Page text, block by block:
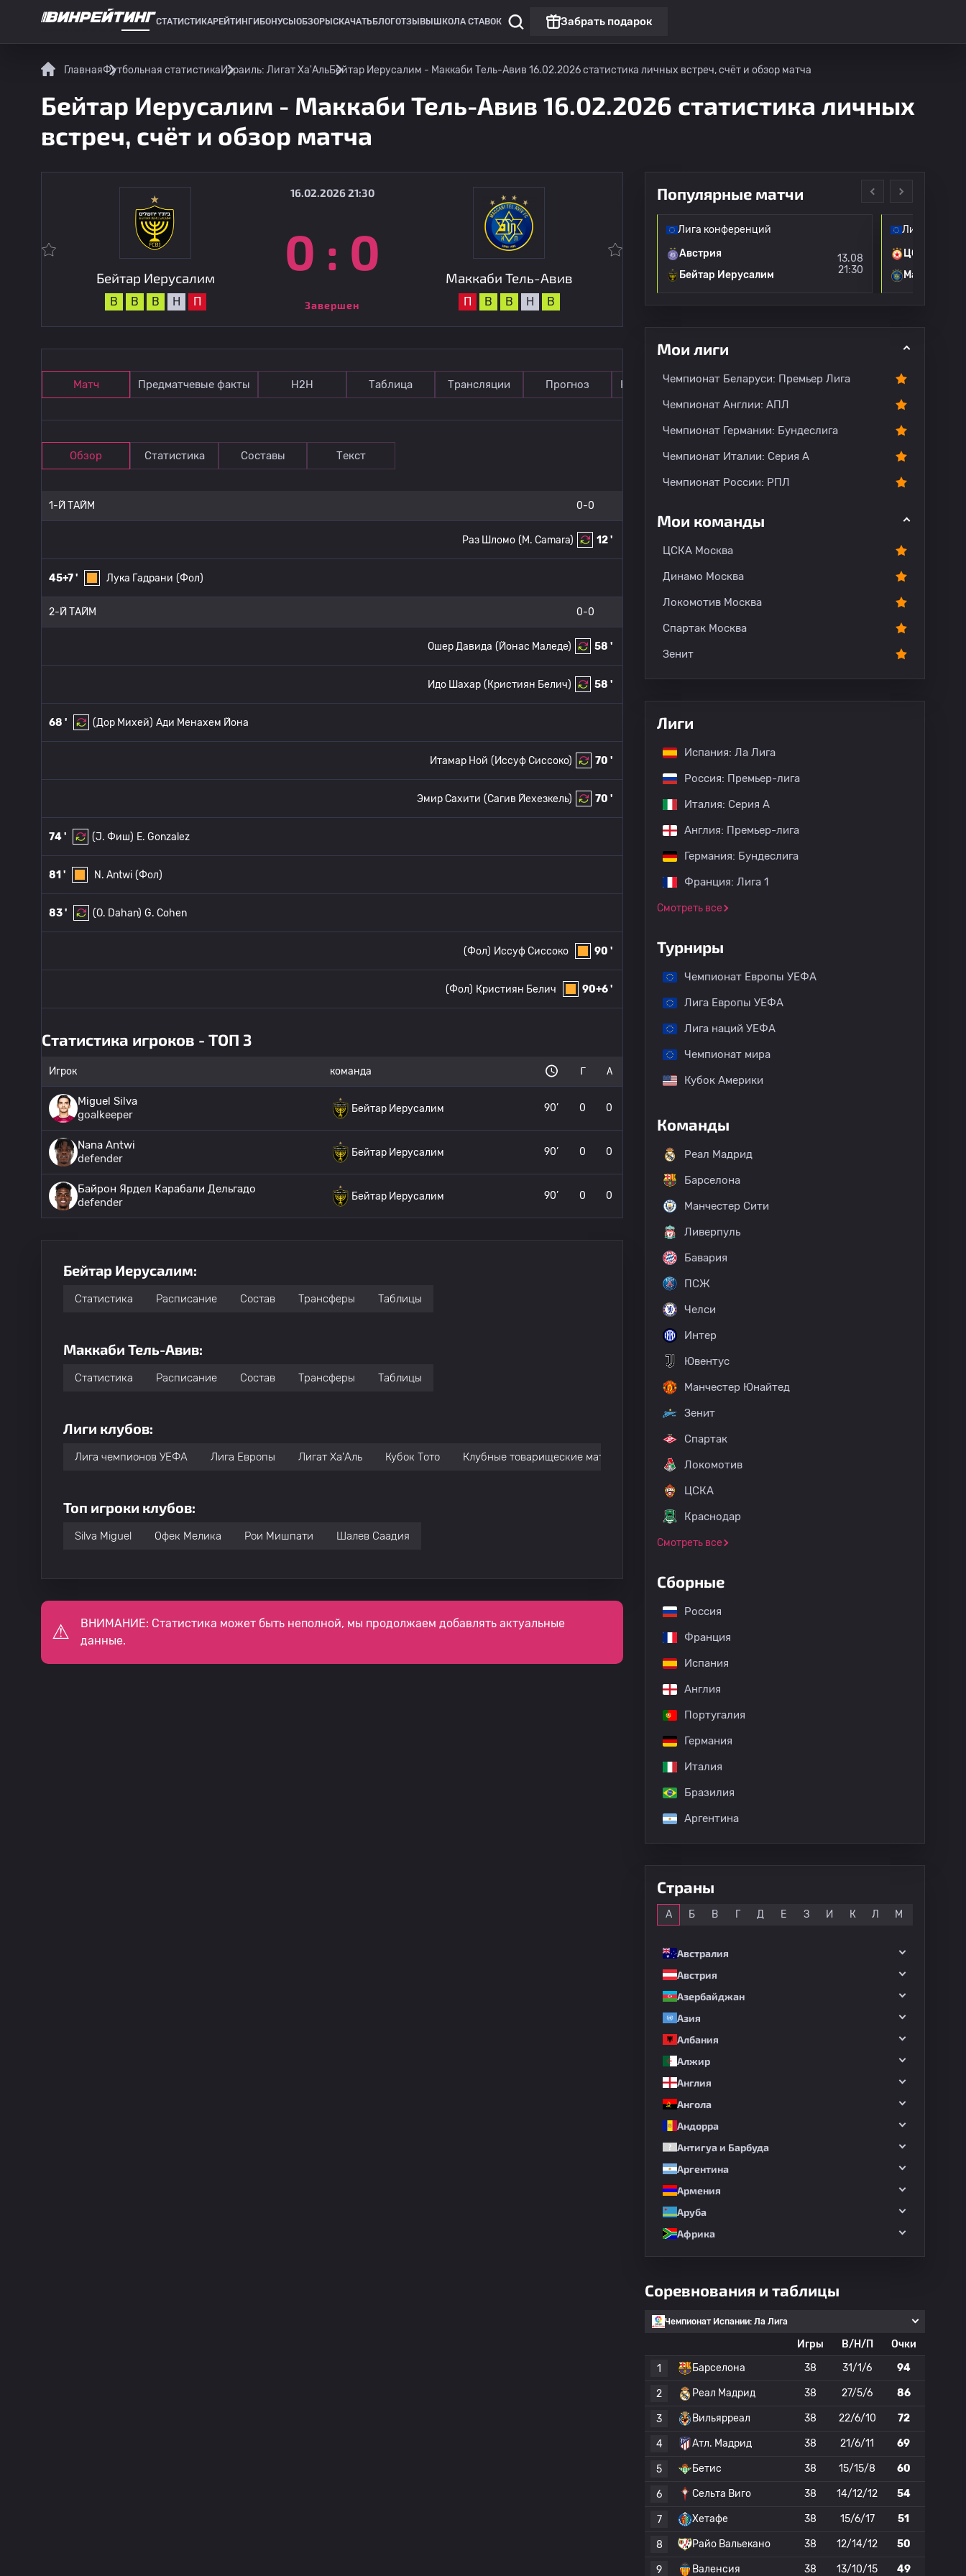
СТАТИСТИКАРЕЙТИНГИ БОНУСЫ ОБЗОРЫ СКАЧАТЬ БЛОГОТЗЫВЫ ШКОЛА СТАВОК Забрать подарок
ГлавнаяФутбольная статистикаИзраиль: Лигат Ха'АльБейтар Иерусалим - Маккаби Тель-Авив 16.02.2026 статистика личных встреч, счёт и обзор матча
Бейтар Иерусалим - Маккаби Тель-Авив 16.02.2026 статистика личных
встреч, счёт и обзор матча
Бейтар Иерусалим
В В В Н П
16.02.2026 21:30
0 : 0
Завершен
Маккаби Тель-Авив
П В В Н В
Матч Предматчевые факты Н2Н Таблица Трансляции Прогноз Комментарии
Обзор Статистика Составы Текст
1-Й ТАЙМ 0-0
12 '
(M. Camara)
Раз Шломо
45+7 ' Лука Гадрани (Фол)
2-Й ТАЙМ 0-0
58 '
(Йонас Маледе)
Ошер Давида
58 '
(Кристиян Белич)
Идо Шахар
68 ' (Дор Михей) Ади Менахем Йона
70 '
(Иссуф Сиссоко)
Итамар Ной
70 '
(Сагив Йехезкель)
Эмир Сахити
74 ' (J. Фиш) E. Gonzalez
81 ' N. Antwi (Фол)
83 ' (O. Dahan) G. Cohen
90 '
Иссуф Сиссоко
(Фол)
90+6 '
Кристиян Белич
(Фол)
Статистика игроков - ТОП 3
Игрок команда Г А
Miguel Silva
goalkeeper
Бейтар Иерусалим 90’ 0 0
Nana Antwi
defender
Бейтар Иерусалим 90’ 0 0
Байрон Ярдел Карабали Дельгадо
defender
Бейтар Иерусалим 90’ 0 0
Бейтар Иерусалим:
Статистика Расписание Состав Трансферы Таблицы
Маккаби Тель-Авив:
Статистика Расписание Состав Трансферы Таблицы
Лиги клубов:
Лига чемпионов УЕФА Лига Европы Лигат Ха'Аль Кубок Тото Клубные товарищеские матчи Кубок Израиля
Топ игроки клубов:
Silva Miguel Офек Мелика Рои Мишпати Шалев Саадия
ВНИМАНИЕ: Статистика может быть неполной, мы продолжаем добавлять актуальные
данные.
Популярные матчи
Лига Европы
ЦСКА София
Маккаби Тель-Авив
13.08
Лига конференций
Австрия
Бейтар Иерусалим
13.08
21:30
Лига Европы
ЦСКА
Маккаби
Мои лиги
Чемпионат Беларуси: Премьер Лига
Чемпионат Англии: АПЛ
Чемпионат Германии: Бундеслига
Чемпионат Италии: Серия А
Чемпионат России: РПЛ
Мои команды
ЦСКА Москва
Динамо Москва
Локомотив Москва
Спартак Москва
Зенит
Лиги
Испания: Ла Лига
Россия: Премьер-лига
Италия: Серия А
Англия: Премьер-лига
Германия: Бундеслига
Франция: Лига 1
Смотреть все
Турниры
Чемпионат Европы УЕФА
Лига Европы УЕФА
Лига наций УЕФА
Чемпионат мира
Кубок Америки
Команды
Реал Мадрид
Барселона
Манчестер Сити
Ливерпуль
Бавария
ПСЖ
Челси
Интер
Ювентус
Манчестер Юнайтед
Зенит
Спартак
Локомотив
ЦСКА
Краснодар
Смотреть все
Сборные
Россия
Франция
Испания
Англия
Португалия
Германия
Италия
Бразилия
Аргентина
Страны
А Б В Г Д Е З И К Л М
Австралия
Австрия
Азербайджан
Азия
Албания
Алжир
Англия
Ангола
Андорра
Антигуа и Барбуда
Аргентина
Армения
Аруба
Африка
Соревнования и таблицы
Чемпионат Испании: Ла Лига
Игры В/Н/П
Очки
1
Барселона 38 31/1/6 94
2 Реал Мадрид 38 27/5/6 86
3 Вильярреал 38 22/6/10 72
4 Атл. Мадрид 38 21/6/11 69
5 Бетис 38 15/15/8 60
6 Сельта Виго 38 14/12/12 54
7 Хетафе 38 15/6/17 51
8 Райо Вальекано 38 12/14/12 50
9 Валенсия 38 13/10/15 49